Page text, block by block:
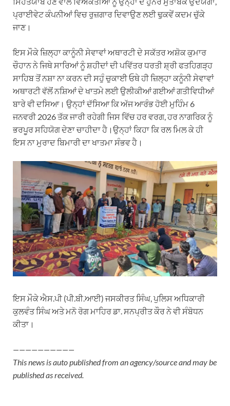
ਪ੍ਰਾਈਵੇਟ ਕੰਪਨੀਆਂ ਵਿਚ ਰੁਜ਼ਗਾਰ ਦਿਵਾਉਣ ਲਈ ਢੁਕਵੇਂ ਕਦਮ ਚੁੱਕੇ
ਜਾਣ।
ਇਸ ਮੌਕੇ ਜ਼ਿਲ੍ਹਾ ਕਾਨੂੰਨੀ ਸੇਵਾਵਾਂ ਅਥਾਰਟੀ ਦੇ ਸਕੱਤਰ ਅਸ਼ੋਕ ਕੁਮਾਰ
ਚੌਹਾਨ ਨੇ ਜਿਥੇ ਸਾਰਿਆਂ ਨੂੰ ਸ਼ਹੀਦਾਂ ਦੀ ਪਵਿੱਤਰ ਧਰਤੀ ਸ਼੍ਰੀ ਫਤਹਿਗੜ੍ਹ
ਸਾਹਿਬ ਤੋਂ ਨਸ਼ਾ ਨਾ ਕਰਨ ਦੀ ਸਹੁੰ ਚੁਕਾਈ ਓਥੇ ਹੀ ਜ਼ਿਲ੍ਹਾ ਕਨੂੰਨੀ ਸੇਵਾਵਾਂ
ਅਥਾਰਟੀ ਵੱਲੋਂ ਨਸ਼ਿਆਂ ਦੇ ਖਾਤਮੇ ਲਈ ਉਲੀਕੀਆਂ ਗਈਆਂ ਗਤੀਵਿਧੀਆਂ
ਬਾਰੇ ਵੀ ਦਸਿਆ। ਉਨ੍ਹਾਂ ਦੱਸਿਆ ਕਿ ਅੱਜ ਆਰੰਭ ਹੋਈ ਮੁਹਿੰਮ 6
ਜਨਵਰੀ 2026 ਤੱਕ ਜਾਰੀ ਰਹੇਗੀ ਜਿਸ ਵਿੱਚ ਹਰ ਵਰਗ, ਹਰ ਨਾਗਰਿਕ ਨੂੰ
ਭਰਪੂਰ ਸਹਿਯੋਗ ਦੇਣਾ ਚਾਹੀਦਾ ਹੈ।ਉਨ੍ਹਾਂ ਕਿਹਾ ਕਿ ਰਲ ਮਿਲ ਕੇ ਹੀ
ਇਸ ਨਾ ਮੁਰਾਦ ਬਿਮਾਰੀ ਦਾ ਖਾਤਮਾ ਸੰਭਵ ਹੈ।
ਇਸ ਮੌਕੇ ਐਸ.ਪੀ (ਪੀ.ਬੀ.ਆਈ) ਜਸਕੀਰਤ ਸਿੰਘ, ਪੁਲਿਸ ਅਧਿਕਾਰੀ
ਕੁਲਵੰਤ ਸਿੰਘ ਅਤੇ ਮਨੋ ਰੋਗ ਮਾਹਿਰ ਡਾ. ਸਨਪ੍ਰੀਤ ਕੌਰ ਨੇ ਵੀ ਸੰਬੋਧਨ
ਕੀਤਾ।
——————————
This news is auto published from an agency/source and may be
published as received.